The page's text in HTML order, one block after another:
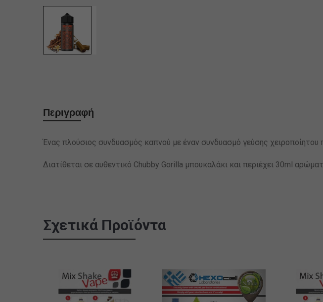
Περιγραφή
Ένας πλούσιος συνδυασμός καπνού με έναν συνδυασμό γεύσης χειροποίητου
Διατίθεται σε αυθεντικό Chubby Gorilla μπουκαλάκι και περιέχει 30ml
Σχετικά Προϊόντα